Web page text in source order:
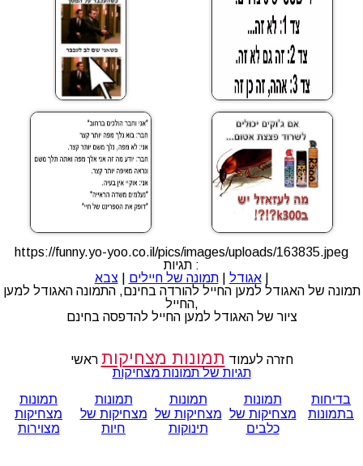
https://funny.yo-yoo.co.il/pics/images/uploads/163835.jpeg
תגיות :
אגודל |תמונה של חיילים צבא
|
תמונה של האגודל למען החייל להורדה בחינם, התמונה האגודל למען
החייל,
ציור של האגודל למען החייל להדפסה בחינם
חזרה לעמוד תמונות מצחיקות ראשי
תגיות של תמונות מצחיקות
בדיחות
בתמונות
תמונות
מצחיקות של
כלבים
תמונות
מצחיקות של
תינוקות
תמונות
מצחיקות של
חיות
תמונות
מצחיקות
מצוירות